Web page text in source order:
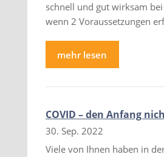
schnell und gut wirksam
wenn 2 Voraussetzungen
mehr lesen
COVID – den Anfang
30. Sep. 2022
Viele von Ihnen haben in